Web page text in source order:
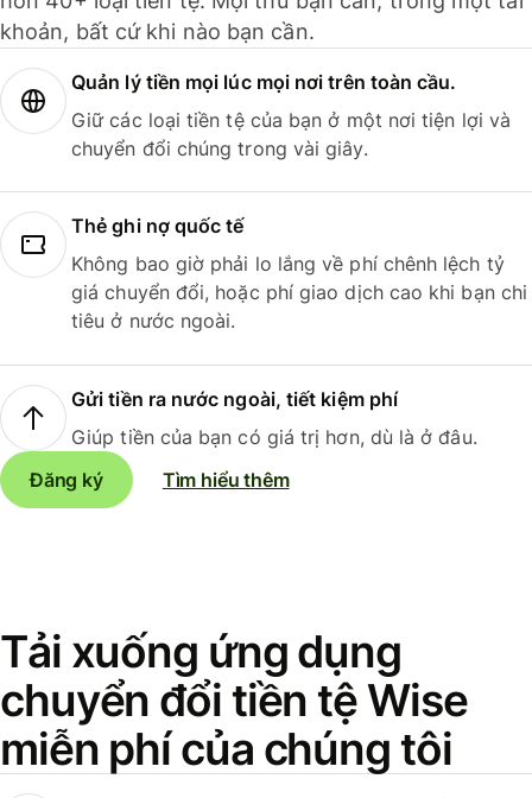
khoản, bất cứ khi nào bạn cần.
Quản lý tiền mọi lúc mọi nơi trên toàn cầu.
Giữ các loại tiền tệ của bạn ở một nơi tiện lợi và
chuyển đổi chúng trong vài giây.
Thẻ ghi nợ quốc tế
Không bao giờ phải lo lắng về phí chênh lệch tỷ
giá chuyển đổi, hoặc phí giao dịch cao khi bạn chi
tiêu ở nước ngoài.
Gửi tiền ra nước ngoài, tiết kiệm phí
Giúp tiền của bạn có giá trị hơn, dù là ở đâu.
Đăng ký
Tìm hiểu thêm
Tải xuống ứng dụng
chuyển đổi tiền tệ Wise
miễn phí của chúng tôi